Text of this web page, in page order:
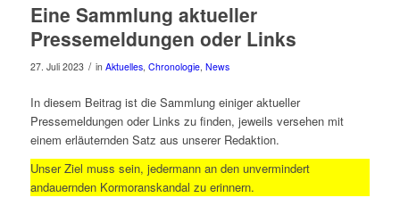
Eine Sammlung aktueller
Pressemeldungen oder Links
27. Juli 2023 / in Aktuelles, Chronologie, News
In diesem Beitrag ist die Sammlung einiger aktueller
Pressemeldungen oder Links zu finden, jeweils versehen mit
einem erläuternden Satz aus unserer Redaktion.
Unser Ziel muss sein, jedermann an den unvermindert
andauernden Kormoranskandal zu erinnern.